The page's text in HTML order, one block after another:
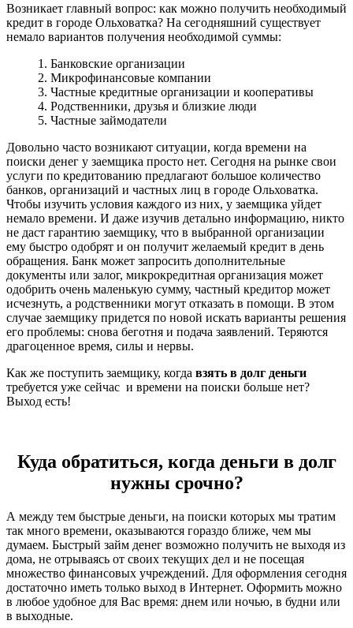
Возникает главный вопрос: как можно получить необходимый
кредит в городе Ольховатка? На сегодняшний существует
немало вариантов получения необходимой суммы:
1. Банковские организации
2. Микрофинансовые компании
3. Частные кредитные организации и кооперативы
4. Родственники, друзья и близкие люди
5. Частные займодатели
Довольно часто возникают ситуации, когда времени на
поиски денег у заемщика просто нет. Сегодня на рынке свои
услуги по кредитованию предлагают большое количество
банков, организаций и частных лиц в городе Ольховатка.
Чтобы изучить условия каждого из них, у заемщика уйдет
немало времени. И даже изучив детально информацию, никто
не даст гарантию заемщику, что в выбранной организации
ему быстро одобрят и он получит желаемый кредит в день
обращения. Банк может запросить дополнительные
документы или залог, микрокредитная организация может
одобрить очень маленькую сумму, частный кредитор может
исчезнуть, а родственники могут отказать в помощи. В этом
случае заемщику придется по новой искать варианты решения
его проблемы: снова беготня и подача заявлений. Теряются
драгоценное время, силы и нервы.
Как же поступить заемщику, когда взять в долг деньги
требуется уже сейчас и времени на поиски больше нет?
Выход есть!
Куда обратиться, когда деньги в долг
нужны срочно?
А между тем быстрые деньги, на поиски которых мы тратим
так много времени, оказываются гораздо ближе, чем мы
думаем. Быстрый займ денег возможно получить не выходя из
дома, не отрываясь от своих текущих дел и не посещая
множество финансовых учреждений. Для оформления сегодня
достаточно иметь только выход в Интернет. Оформить можно
в любое удобное для Вас время: днем или ночью, в будни или
в выходные.